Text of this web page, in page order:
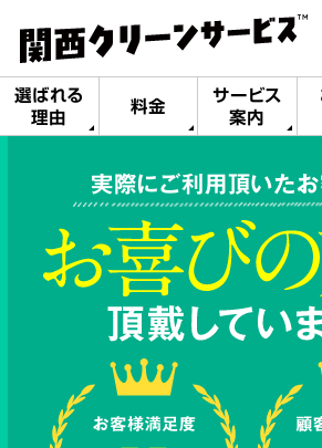
選ばれる
理由
料金
サービス
案内
実際にご利用頂いたお